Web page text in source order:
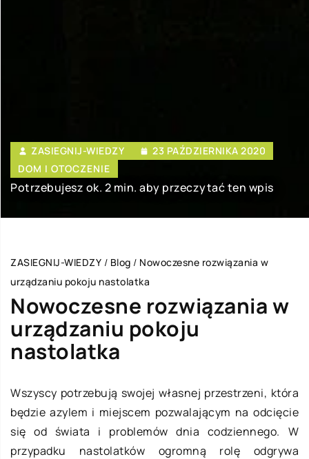
ZASIEGNIJ-WIEDZY
23 PAŹDZIERNIKA 2020
DOM I OTOCZENIE
Potrzebujesz ok. 2 min. aby przeczytać ten wpis
ZASIEGNIJ-WIEDZY / Blog / Nowoczesne rozwiązania w
urządzaniu pokoju nastolatka
Nowoczesne rozwiązania w
urządzaniu pokoju
nastolatka
Wszyscy potrzebują swojej własnej przestrzeni, która
będzie azylem i miejscem pozwalającym na odcięcie
się od świata i problemów dnia codziennego. W
przypadku nastolatków ogromną rolę odgrywa